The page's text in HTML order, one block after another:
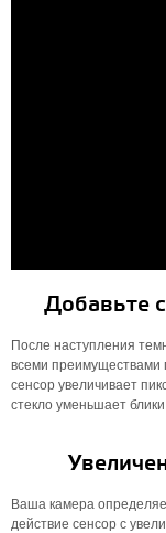
Добавьте
После наступления
всеми
сенсор увеличивает
стекло уменьшает
Ваша камера
действие сенсор с